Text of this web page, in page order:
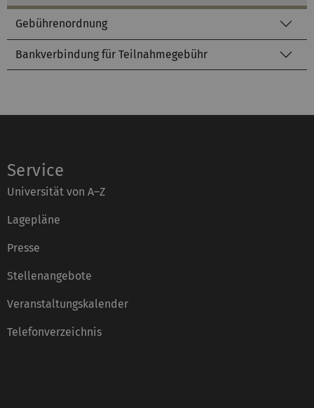
Gebührenordnung
Bankverbindung für Teilnahmegebühr
Service
Universität von A–Z
Lagepläne
Presse
Stellenangebote
Veranstaltungskalender
Telefonverzeichnis